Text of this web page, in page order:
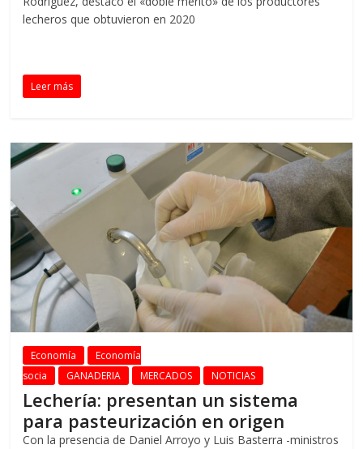
lecheros que obtuvieron en 2020
Leer más
Economía
Economía
socia
GANADERIA MERCADOS NOTICIAS
Lechería: presentan un sistema
para pasteurización en origen
Con la presencia de Daniel Arroyo y Luis Basterra -ministros